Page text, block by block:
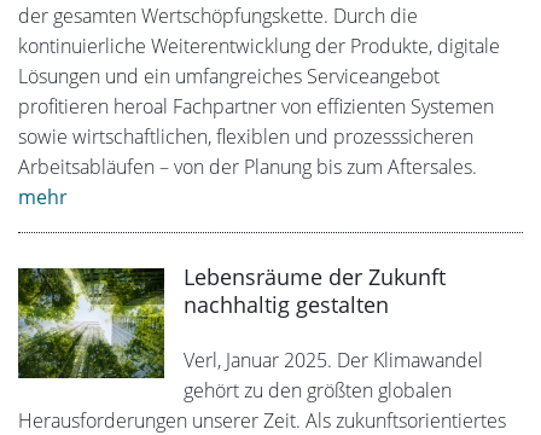
der gesamten Wertschöpfungskette. Durch die
kontinuierliche Weiterentwicklung der Produkte, digitale
Lösungen und ein umfangreiches Serviceangebot
profitieren heroal Fachpartner von effizienten Systemen
sowie wirtschaftlichen, flexiblen und prozesssicheren
Arbeitsabläufen – von der Planung bis zum Aftersales.
mehr
Lebensräume der Zukunft
nachhaltig gestalten
Verl, Januar 2025. Der Klimawandel
gehört zu den größten globalen
Herausforderungen unserer Zeit. Als zukunftsorientiertes